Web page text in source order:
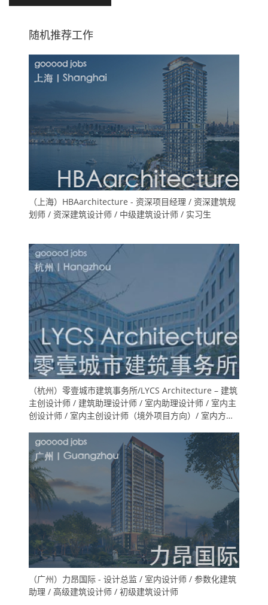
随机推荐工作
（上海）HBAarchitecture - 资深项目经理 / 资深建筑规
划师 / 资深建筑设计师 / 中级建筑设计师 / 实习生
（杭州）零壹城市建筑事务所/LYCS Architecture – 建筑
主创设计师 / 建筑助理设计师 / 室内助理设计师 / 室内主
创设计师 / 室内主创设计师（境外项目方向）/ 室内方案
（广州）力昂国际 - 设计总监 / 室内设计师 / 参数化建筑
助理 / 高级建筑设计师 / 初级建筑设计师